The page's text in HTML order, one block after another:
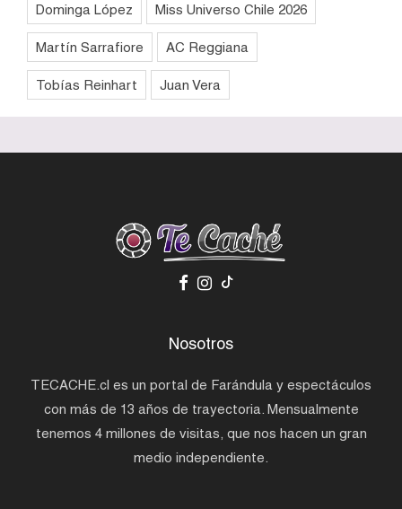
Dominga López Miss Universo Chile 2026
Martín Sarrafiore AC Reggiana
Tobías Reinhart Juan Vera
Nosotros
TECACHE.cl es un portal de Farándula y espectáculos
con más de 13 años de trayectoria. Mensualmente
tenemos 4 millones de visitas, que nos hacen un gran
medio independiente.